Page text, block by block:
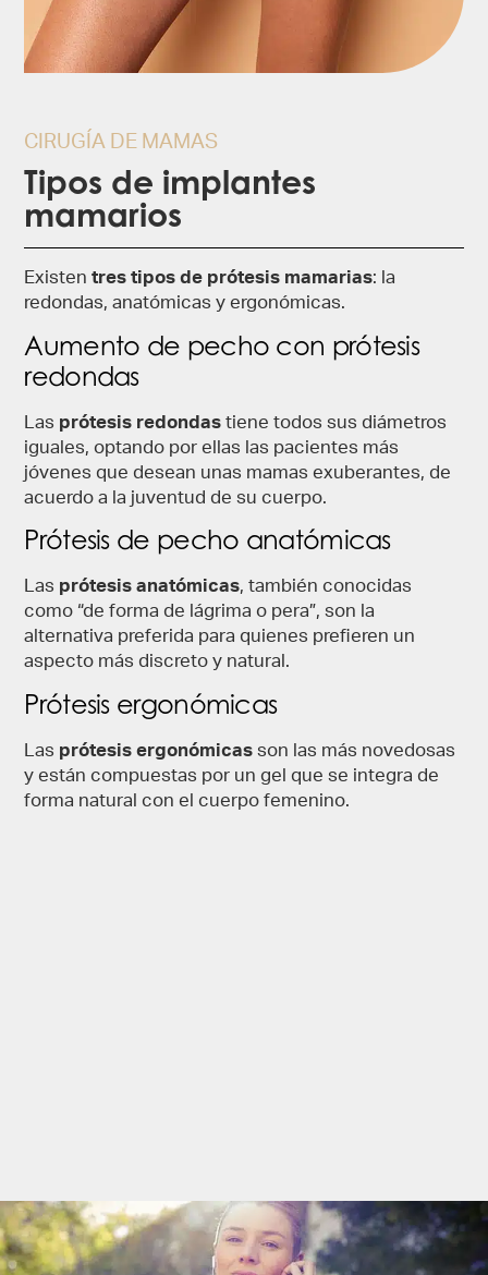
CIRUGÍA DE MAMAS
Tipos de implantes
mamarios
Existen tres tipos de prótesis mamarias: la
redondas, anatómicas y ergonómicas.
Aumento de pecho con prótesis
redondas​
Las prótesis redondas tiene todos sus diámetros
iguales, optando por ellas las pacientes más
jóvenes que desean unas mamas exuberantes, de
acuerdo a la juventud de su cuerpo.
Prótesis de pecho anatómicas
Las prótesis anatómicas, también conocidas
como “de forma de lágrima o pera”, son la
alternativa preferida para quienes prefieren un
aspecto más discreto y natural.
Prótesis ergonómicas
Las prótesis ergonómicas son las más novedosas
y están compuestas por un gel que se integra de
forma natural con el cuerpo femenino.